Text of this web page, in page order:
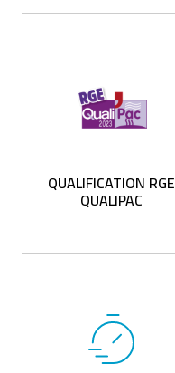
QUALIFICATION RGE
QUALIPAC